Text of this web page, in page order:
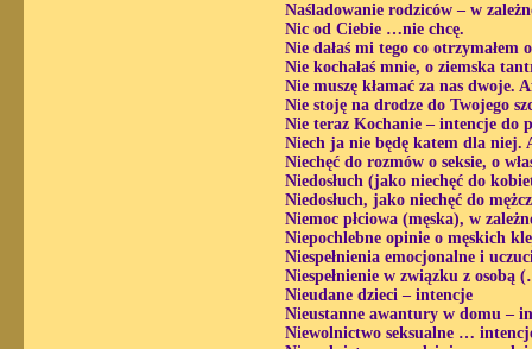
Naśladowanie rodziców – w
Nic od Ciebie …nie chcę.
Nie dałaś mi tego co otrzymałem
Nie kochałaś mnie, o ziemska
Nie muszę kłamać za nas dwoje.
Nie stoję na drodze do Twojego
Nie teraz Kochanie – intencje do
Niech ja nie będę katem dla niej.
Niechęć do rozmów o seksie, o
Niedosłuch (jako niechęć do
Niedosłuch, jako niechęć do
Niemoc płciowa (męska), w
Niepochlebne opinie o męskich
Niespełnienia emocjonalne i
Niespełnienie w związku z
Nieudane dzieci – intencje
Nieustanne awantury w domu –
Niewolnictwo seksualne …